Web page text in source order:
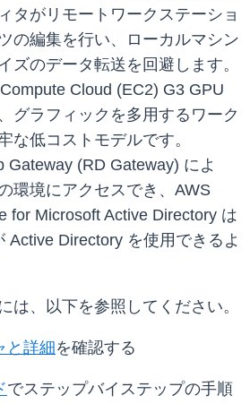
タがリモートワークステーショ
の編集を行い、ローカルマシン
ズのデータ転送を回避します。
Cloud (EC2) G3 GPU
グラフィックを多用するワーク
な低コストモデルです。
Gateway (RD Gateway) によ
環境にアクセスでき、AWS
for Microsoft Active Directory は
Active Directory を使用できるよ
は、以下を参照してください。
と詳細を確認する
でステップバイステップの手順